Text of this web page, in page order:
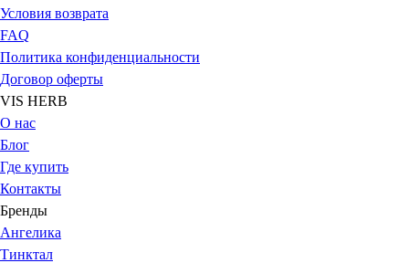
Условия возврата
FAQ
Политика конфиденциальности
Договор оферты
VIS HERB
О нас
Блог
Где купить
Контакты
Бренды
Ангелика
Тинктал